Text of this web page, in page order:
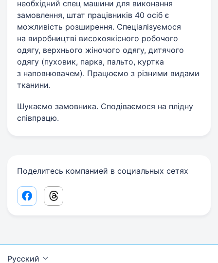
необхідний спец машини для виконання
замовлення, штат працівників 40 осіб є
можливість розширення. Спеціалізуємося
на виробництві високоякісного робочого
одягу, верхнього жіночого одягу, дитячого
одягу (пуховик, парка, пальто, куртка
з наповнювачем). Працюємо з різними видами
тканини.
Шукаємо замовника. Сподіваємося на плідну
співпрацю.
Поделитесь компанией в социальных сетях
Facebook share link
Threads share link
Русский